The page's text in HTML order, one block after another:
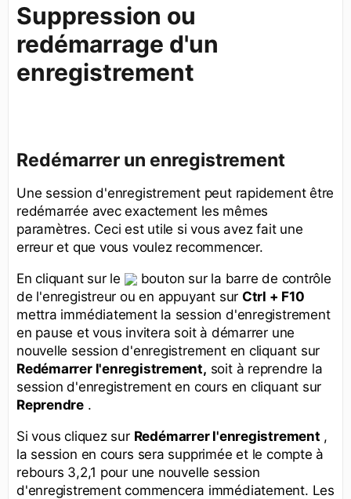
Suppression ou
redémarrage d'un
enregistrement
Redémarrer un enregistrement
Une session d'enregistrement peut rapidement être
redémarrée avec exactement les mêmes
paramètres. Ceci est utile si vous avez fait une
erreur et que vous voulez recommencer.
En cliquant sur le
bouton sur la barre de contrôle
de l'enregistreur ou en appuyant sur Ctrl + F10
mettra immédiatement la session d'enregistrement
en pause et vous invitera soit à démarrer une
nouvelle session d'enregistrement en cliquant sur
Redémarrer l'enregistrement, soit à reprendre la
session d'enregistrement en cours en cliquant sur
Reprendre .
Si vous cliquez sur Redémarrer l'enregistrement ,
la session en cours sera supprimée et le compte à
rebours 3,2,1 pour une nouvelle session
d'enregistrement commencera immédiatement. Les